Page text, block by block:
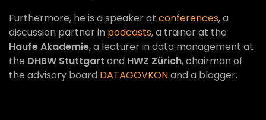
Furthermore, he is a speaker at conferences, a
discussion partner in podcasts, a trainer at the
Haufe Akademie, a lecturer in data management at
the DHBW Stuttgart and HWZ Zürich, chairman of
the advisory board DATAGOVKONand a blogger.